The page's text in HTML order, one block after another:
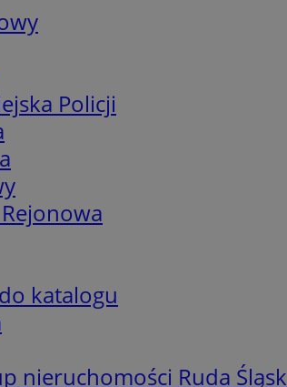
Policji
katalogu
nieruchomości Ruda